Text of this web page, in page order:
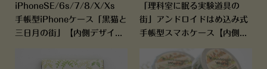
iPhoneSE/6s/7/8/X/Xs
手帳型iPhoneケース「黒猫と
三日月の街」【内側デザイ...
「理科室に眠る実験道具の
街」アンドロイドはめ込み式
手帳型スマホケース【内側...